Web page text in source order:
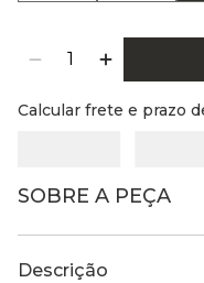
Calcular frete e prazo
SOBRE A PEÇA
Descrição